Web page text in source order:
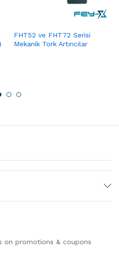
FHT52 ve FHT72 Serisi
Mekanik Tork Artırıcılar
on promotions & coupons